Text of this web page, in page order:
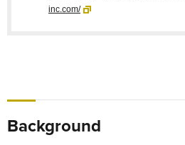
inc.com/
Background